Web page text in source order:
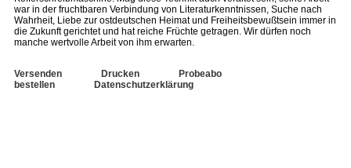
war in der fruchtbaren Verbindung von Literaturkenntnissen, Suche nach
Wahrheit, Liebe zur ostdeutschen Heimat und Freiheitsbewußtsein immer in
die Zukunft gerichtet und hat reiche Früchte getragen. Wir dürfen noch
manche wertvolle Arbeit von ihm erwarten.
Versenden Drucken
Probeabo
bestellen
Datenschutzerklärung